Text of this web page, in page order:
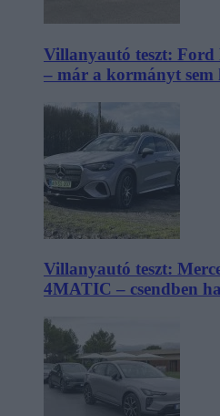
Villanyautó teszt: Ford
– már a kormányt sem
Villanyautó teszt:
4MATIC – csendben